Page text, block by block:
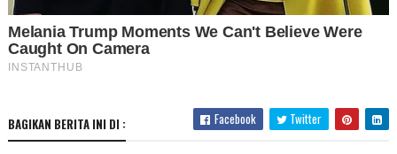
BAGIKAN BERITA INI DI : Facebook Twitter